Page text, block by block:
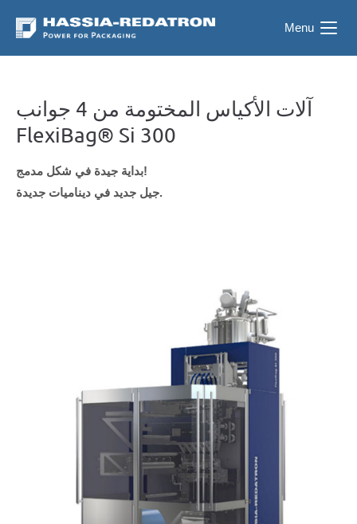
Menu
آلات الأكياس المختومة من 4 جوانب
FlexiBag® Si 300
بداية جيدة في شكل مدمج!
جيل جديد في ديناميات جديدة.